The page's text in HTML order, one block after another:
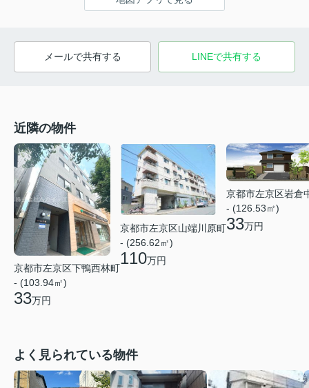
メールで共有する LINEで共有する
近隣の物件
京都市左京区下鴨西林町
- (103.94㎡)
33万円
京都市左京区山端川原町
- (256.62㎡)
110万円
京都市左京区岩倉
- (126.53㎡)
33万円
よく見られている物件